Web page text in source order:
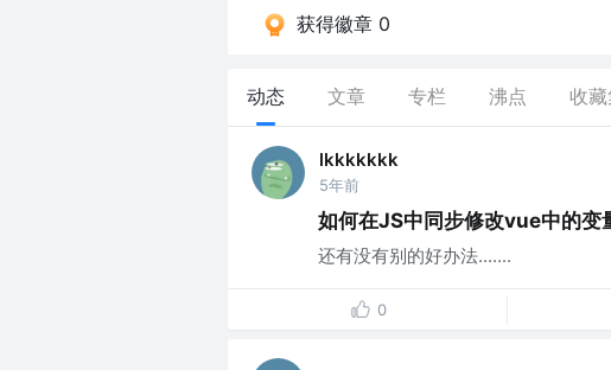
获得徽章 0
动态 文章 专栏 沸点 收
lkkkkkkk
5年前
如何在JS中同步修改vue中的变
还有没有别的好办法.......
0